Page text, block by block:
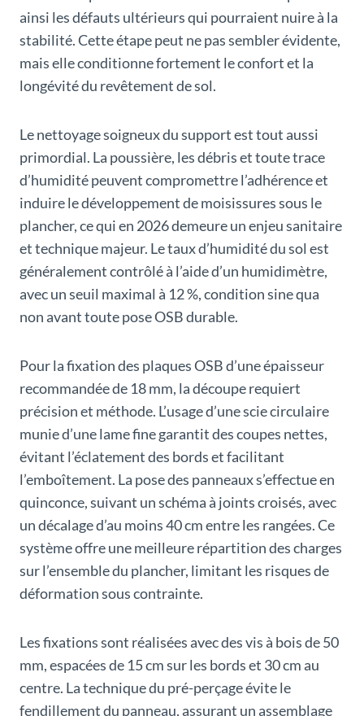
ainsi les défauts ultérieurs qui pourraient nuire à la
stabilité. Cette étape peut ne pas sembler évidente,
mais elle conditionne fortement le confort et la
longévité du revêtement de sol.
Le nettoyage soigneux du support est tout aussi
primordial. La poussière, les débris et toute trace
d’humidité peuvent compromettre l’adhérence et
induire le développement de moisissures sous le
plancher, ce qui en 2026 demeure un enjeu sanitaire
et technique majeur. Le taux d’humidité du sol est
généralement contrôlé à l’aide d’un humidimètre,
avec un seuil maximal à 12 %, condition sine qua
non avant toute pose OSB durable.
Pour la fixation des plaques OSB d’une épaisseur
recommandée de 18 mm, la découpe requiert
précision et méthode. L’usage d’une scie circulaire
munie d’une lame fine garantit des coupes nettes,
évitant l’éclatement des bords et facilitant
l’emboîtement. La pose des panneaux s’effectue en
quinconce, suivant un schéma à joints croisés, avec
un décalage d’au moins 40 cm entre les rangées. Ce
système offre une meilleure répartition des charges
sur l’ensemble du plancher, limitant les risques de
déformation sous contrainte.
Les fixations sont réalisées avec des vis à bois de 50
mm, espacées de 15 cm sur les bords et 30 cm au
centre. La technique du pré-perçage évite le
fendillement du panneau, assurant un assemblage